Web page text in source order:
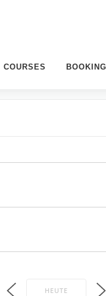
BOOKING
HEUTE